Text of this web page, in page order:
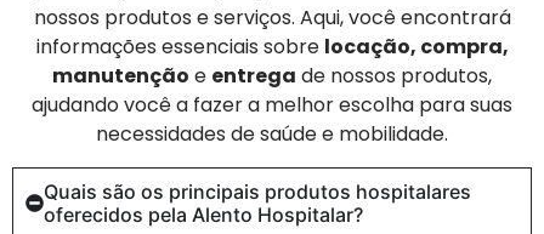
nossos produtos e serviços. Aqui, você encontrará
informações essenciais sobre locação, compra,
manutenção e entrega de nossos produtos,
ajudando você a fazer a melhor escolha para suas
necessidades de saúde e mobilidade.
Quais são os principais produtos hospitalares
oferecidos pela Alento Hospitalar?